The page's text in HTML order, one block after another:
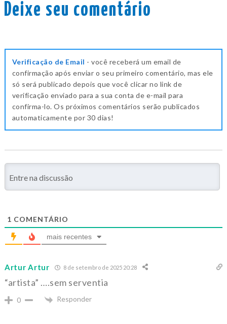
Deixe seu comentário
Verificação de Email - você receberá um email de
confirmação após enviar o seu primeiro comentário, mas ele
só será publicado depois que você clicar no link de
verificação enviado para a sua conta de e-mail para
confirma-lo. Os próximos comentários serão publicados
automaticamente por 30 dias!
1 COMENTÁRIO
mais recentes
Artur Artur 8 de setembro de 2025 20:28
“artista” ….sem serventia
0 Responder